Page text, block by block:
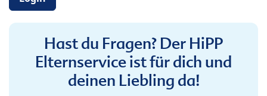
Hast du Fragen? Der HiPP
Elternservice ist für dich und
deinen Liebling da!